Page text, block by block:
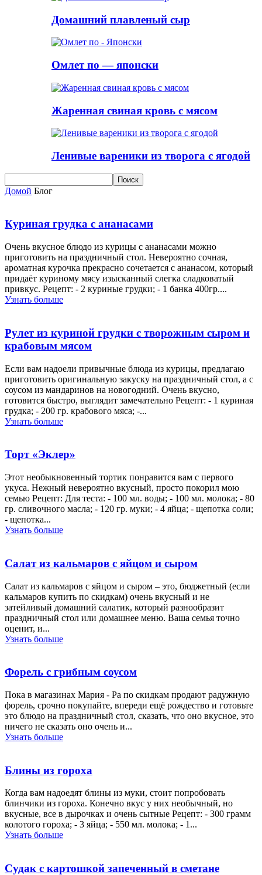
Домашний плавленый сыр
Омлет по — японски
Жаренная свиная кровь с мясом
Ленивые вареники из творога с ягодой
Домой Блог
Куриная грудка с ананасами
Очень вкусное блюдо из курицы с ананасами можно
приготовить на праздничный стол. Невероятно сочная,
ароматная курочка прекрасно сочетается с ананасом, который
придаёт куриному мясу изысканный слегка сладковатый
привкус. Рецепт: - 2 куриные грудки; - 1 банка 400гр....
Узнать больше
Рулет из куриной грудки с творожным сыром и
крабовым мясом
Если вам надоели привычные блюда из курицы, предлагаю
приготовить оригинальную закуску на праздничный стол, а с
соусом из мандаринов на новогодний. Очень вкусно,
готовится быстро, выглядит замечательно Рецепт: - 1 куриная
грудка; - 200 гр. крабового мяса; -...
Узнать больше
Торт «Эклер»
Этот необыкновенный тортик понравится вам с первого
укуса. Нежный невероятно вкусный, просто покорил мою
семью Рецепт: Для теста: - 100 мл. воды; - 100 мл. молока; - 80
гр. сливочного масла; - 120 гр. муки; - 4 яйца; - щепотка соли;
- щепотка...
Узнать больше
Салат из кальмаров с яйцом и сыром
Салат из кальмаров с яйцом и сыром – это, бюджетный (если
кальмаров купить по скидкам) очень вкусный и не
затейливый домашний салатик, который разнообразит
праздничный стол или домашнее меню. Ваша семья точно
оценит, и...
Узнать больше
Форель с грибным соусом
Пока в магазинах Мария - Ра по скидкам продают радужную
форель, срочно покупайте, впереди ещё рождество и готовьте
это блюдо на праздничный стол, сказать, что оно вкусное, это
ничего не сказать оно очень и...
Узнать больше
Блины из гороха
Когда вам надоедят блины из муки, стоит попробовать
блинчики из гороха. Конечно вкус у них необычный, но
вкусные, все в дырочках и очень сытные Рецепт: - 300 грамм
колотого гороха; - 3 яйца; - 550 мл. молока; - 1...
Узнать больше
Судак с картошкой запеченный в сметане